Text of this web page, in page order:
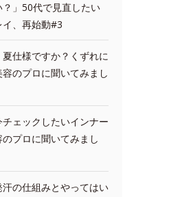
？」50代で見直したい
、再始動#3
仕様ですか？くずれに
のプロに聞いてみまし
ェックしたいインナー
プロに聞いてみまし
の仕組みとやってはい